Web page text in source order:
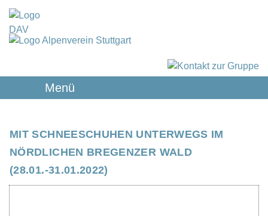
Menü
MIT SCHNEESCHUHEN UNTERWEGS IM
NÖRDLICHEN BREGENZER WALD
(28.01.-31.01.2022)